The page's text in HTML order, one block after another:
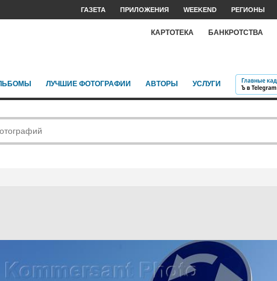
ГАЗЕТА ПРИЛОЖЕНИЯ WEEKEND РЕГИОНЫ
КАРТОТЕКА БАНКРОТСТВА
ЛУЧШИЕ ФОТОГРАФИИ АВТОРЫ УСЛУГИ